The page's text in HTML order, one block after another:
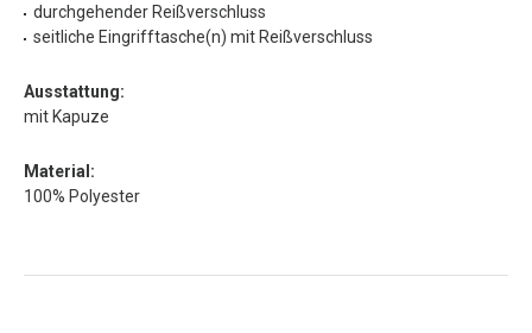
durchgehender Reißverschluss
seitliche Eingrifftasche(n) mit Reißverschluss
Ausstattung:
mit Kapuze
Material:
100% Polyester